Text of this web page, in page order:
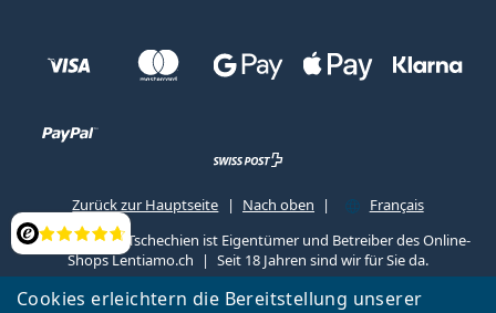
Cookies erleichtern die Bereitstellung unserer
Bewertung
Zurück zur Hauptseite Nach oben
Français
Lentiamo s.r.o., Tschechien ist Eigentümer und Betreiber des Online-
Shops Lentiamo.ch
Seit 18 Jahren sind wir für Sie da.